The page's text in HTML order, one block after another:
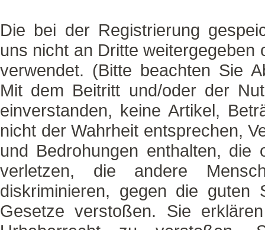
Die bei der Registrierung
uns nicht an Dritte
verwendet. (Bitte beachten Sie
Mit dem Beitritt und/oder der
einverstanden, keine Artikel,
nicht der Wahrheit entsprechen,
und Bedrohungen enthalten,
verletzen, die andere
diskriminieren, gegen die guten
Gesetze verstoßen. Sie